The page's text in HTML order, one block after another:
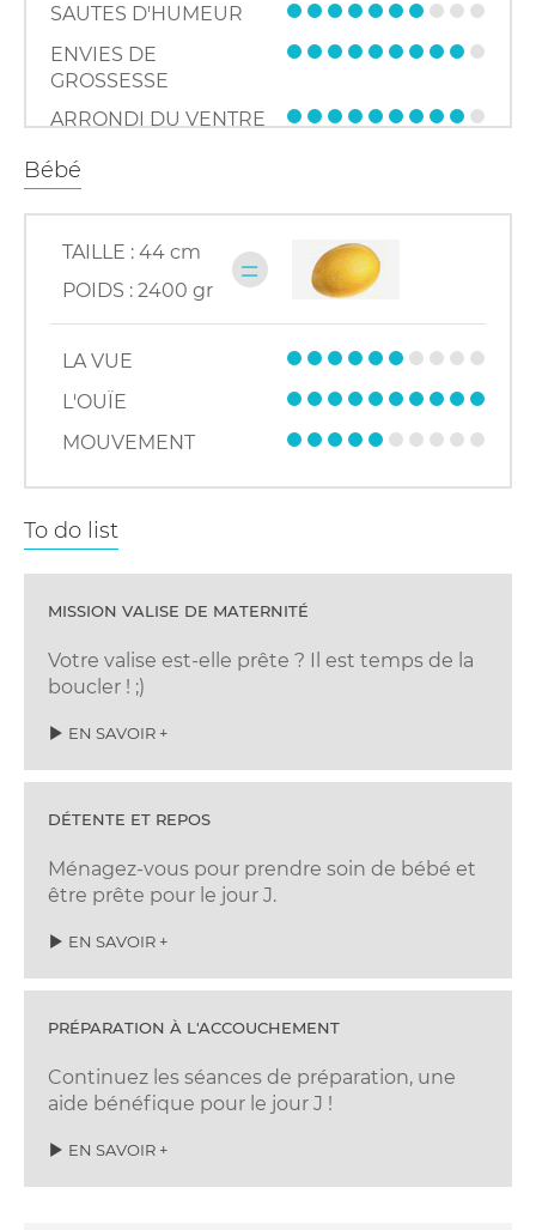
SAUTES D'HUMEUR
ENVIES DE
GROSSESSE
ARRONDI DU VENTRE
Bébé
TAILLE : 44 cm
POIDS : 2400 gr =
LA VUE
L'OUÏE
MOUVEMENT
To do list
MISSION VALISE DE MATERNITÉ
Votre valise est-elle prête ? Il est temps de la
boucler ! ;)
EN SAVOIR +
DÉTENTE ET REPOS
Ménagez-vous pour prendre soin de bébé et
être prête pour le jour J.
EN SAVOIR +
PRÉPARATION À L'ACCOUCHEMENT
Continuez les séances de préparation, une
aide bénéfique pour le jour J !
EN SAVOIR +